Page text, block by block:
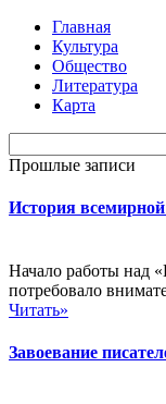
Главная
Культура
Общество
Литература
Карта
Прошлые записи
История
Начало работы над
потребовало
Читать»
Завоевание